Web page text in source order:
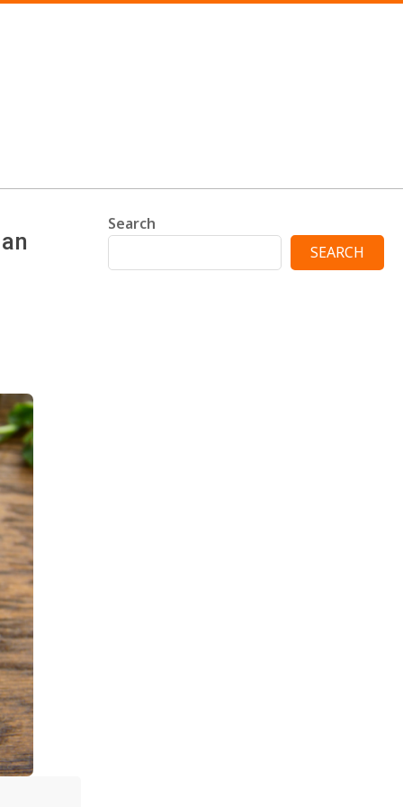
Search
SEARCH